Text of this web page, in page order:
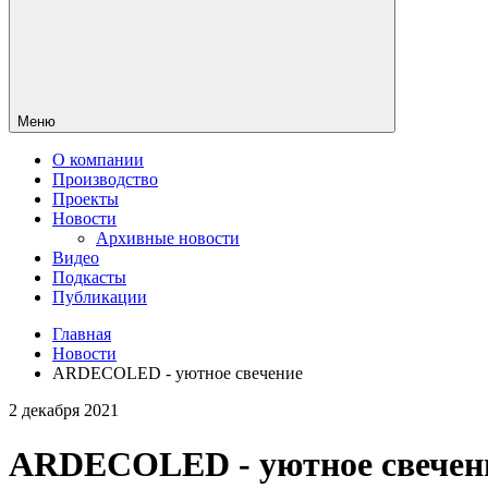
Меню
О компании
Производство
Проекты
Новости
Архивные новости
Видео
Подкасты
Публикации
Главная
Новости
ARDECOLED - уютное свечение
2 декабря 2021
ARDECOLED - уютное